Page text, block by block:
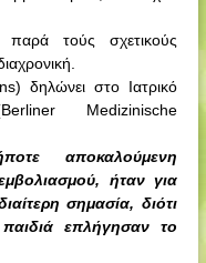
τούς σχετικούς
) δηλώνει στο Ιατρικό
Berliner Medizinische
αποκαλούμενη
ήταν για
σημασία, διότι
παιδιά επλήγησαν το